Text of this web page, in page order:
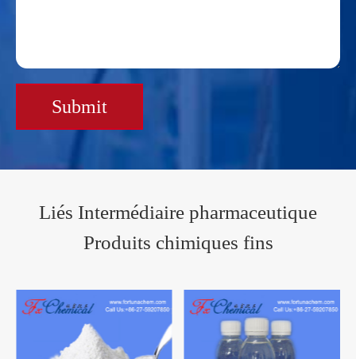
Submit
Liés Intermédiaire pharmaceutique
Produits chimiques fins